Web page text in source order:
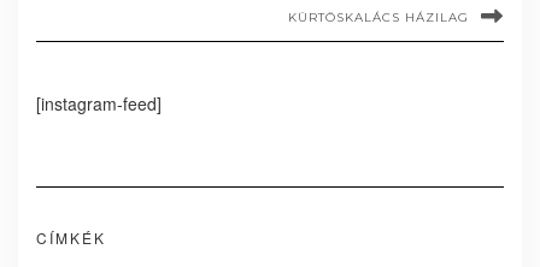
KÜRTÖSKALÁCS HÁZILAG
[instagram-feed]
CÍMKÉK